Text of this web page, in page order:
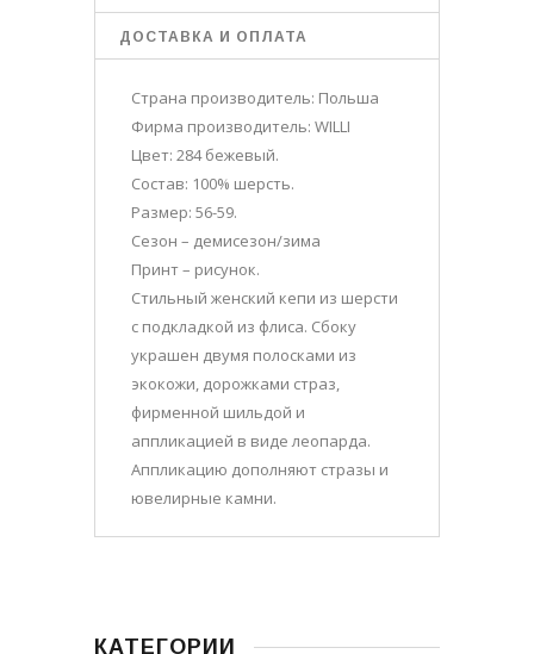
ДОСТАВКА И ОПЛАТА
Страна производитель: Польша
Фирма производитель: WILLI
Цвет: 284 бежевый.
Состав: 100% шерсть.
Размер: 56-59.
Сезон – демисезон/зима
Принт – рисунок.
Стильный женский кепи из шерсти
с подкладкой из флиса. Сбоку
украшен двумя полосками из
экокожи, дорожками страз,
фирменной шильдой и
аппликацией в виде леопарда.
Аппликацию дополняют стразы и
ювелирные камни.
КАТЕГОРИИ